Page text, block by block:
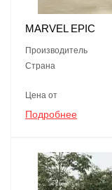
MARVEL EPIC
Производитель
Страна
Цена от
Подробнее